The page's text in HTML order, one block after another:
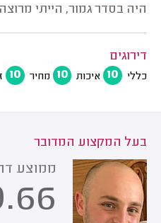
היה בסדר גמור, הייתי
דירוגים
כללי 10 איכות 10 מחיר 10
בעל המקצוע המדובר
ממוצע